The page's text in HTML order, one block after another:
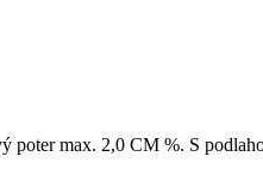
max. 2,0 CM %. S